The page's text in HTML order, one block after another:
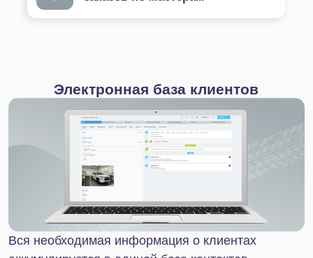
Битрикс24 позволяет удобно общаться
с клиентами через любые каналы коммуникации,
включая социальные сети и мессенджеры. При
этом вся история общения автоматически
сохраняется на портале в карточке клиента.
Таким образом, вы сможете быстро принимать
заявки на обслуживание, проводить
консультации, информировать клиентов о стадии
ремонта или о новых акциях.
Администратору не придется пользоваться
отдельным смартфоном, ведь вся работа будет